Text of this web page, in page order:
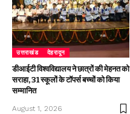
उत्तराखंड देहरादून
डीआईटी विश्वविद्यालय ने छात्रों की मेहनत को
सराहा, 31 स्कूलों के टॉपर्स बच्चों को किया
सम्मानित
August 1, 2026